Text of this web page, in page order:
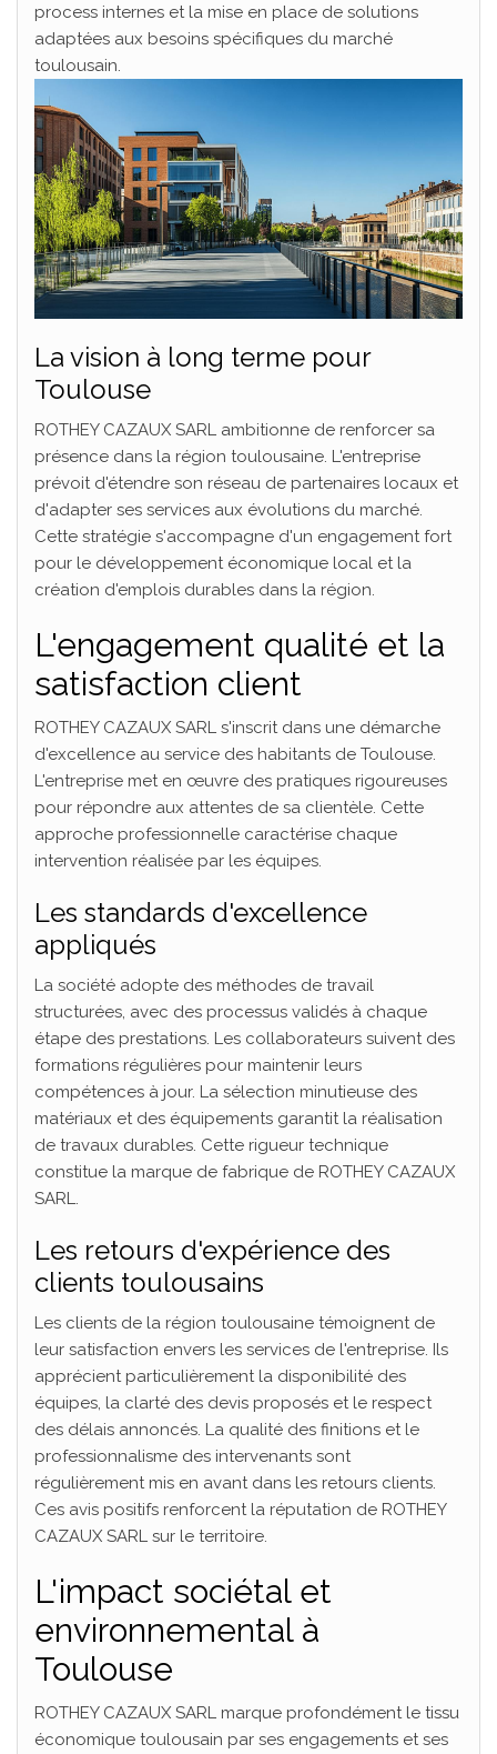
process internes et la mise en place de solutions
adaptées aux besoins spécifiques du marché
toulousain.
La vision à long terme pour
Toulouse
ROTHEY CAZAUX SARL ambitionne de renforcer sa
présence dans la région toulousaine. L'entreprise
prévoit d'étendre son réseau de partenaires locaux et
d'adapter ses services aux évolutions du marché.
Cette stratégie s'accompagne d'un engagement fort
pour le développement économique local et la
création d'emplois durables dans la région.
L'engagement qualité et la
satisfaction client
ROTHEY CAZAUX SARL s'inscrit dans une démarche
d'excellence au service des habitants de Toulouse.
L'entreprise met en œuvre des pratiques rigoureuses
pour répondre aux attentes de sa clientèle. Cette
approche professionnelle caractérise chaque
intervention réalisée par les équipes.
Les standards d'excellence
appliqués
La société adopte des méthodes de travail
structurées, avec des processus validés à chaque
étape des prestations. Les collaborateurs suivent des
formations régulières pour maintenir leurs
compétences à jour. La sélection minutieuse des
matériaux et des équipements garantit la réalisation
de travaux durables. Cette rigueur technique
constitue la marque de fabrique de ROTHEY CAZAUX
SARL.
Les retours d'expérience des
clients toulousains
Les clients de la région toulousaine témoignent de
leur satisfaction envers les services de l'entreprise. Ils
apprécient particulièrement la disponibilité des
équipes, la clarté des devis proposés et le respect
des délais annoncés. La qualité des finitions et le
professionnalisme des intervenants sont
régulièrement mis en avant dans les retours clients.
Ces avis positifs renforcent la réputation de ROTHEY
CAZAUX SARL sur le territoire.
L'impact sociétal et
environnemental à
Toulouse
ROTHEY CAZAUX SARL marque profondément le tissu
économique toulousain par ses engagements et ses